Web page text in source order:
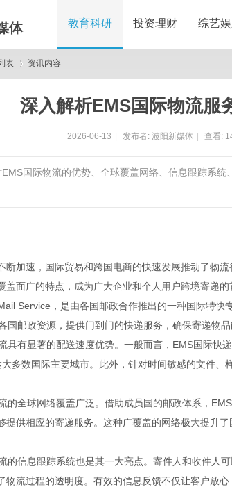
体 教育科研 投资理财 综艺
表 资讯内容
深入解析EMS国际物流服
2026-06-13 发布者: 波阳新媒体 查看:
国际物流的优势、全球覆盖网络、信息跟踪系
断加速，国际贸易和跨国电商的快速发展推动了物
盖面广的特点，成为广大企业和个人用户跨境寄递的
Service，是由各国邮政合作推出的一种国际特
国邮政资源，提供门到门的快递服务，确保寄递物品
具有显著的配送速度优势。一般而言，EMS国际快
多数国际主要城市。此外，针对时间敏感的文件、
的全球网络覆盖广泛。借助成员国的邮政体系，
提供相应的寄递服务。这种广覆盖的网络极大提升
的信息跟踪系统也是其一大亮点。寄件人和收件人
物流过程的透明度。有效的信息反馈不仅让客户放